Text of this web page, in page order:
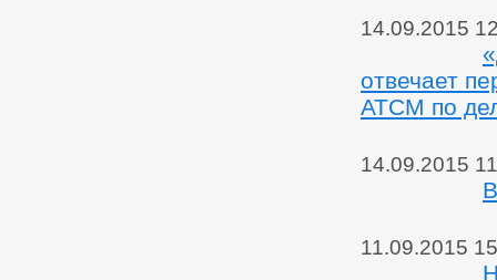
14.09.2015
отвечает
АТСМ по
14.09.2015
11.09.2015